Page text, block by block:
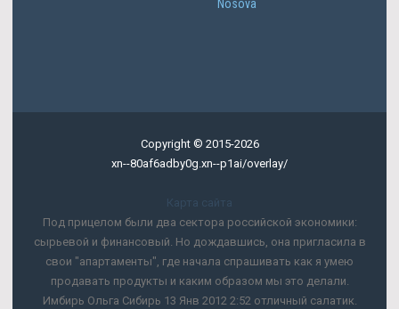
Nosova
Copyright © 2015-2026
xn--80af6adby0g.xn--p1ai/overlay/
Карта сайта
Под прицелом были два сектора российской экономики:
сырьевой и финансовый. Но дождавшись, она пригласила в
свои "апартаменты", где начала спрашивать как я умею
продавать продукты и каким образом мы это делали.
Имбирь Ольга Сибирь 13 Янв 2012 2:52 отличный салатик.